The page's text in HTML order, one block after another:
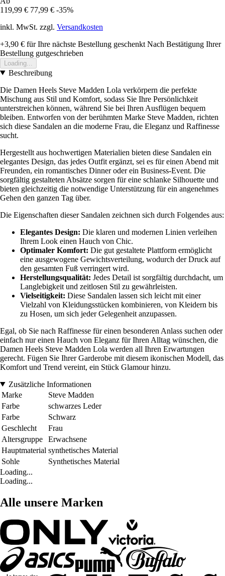
119,99 € 77,99 € -35%
inkl. MwSt. zzgl. Versandkosten
+3,90 € für Ihre nächste Bestellung geschenkt Nach Bestätigung Ihrer
Bestellung gutgeschrieben
Loading...
Beschreibung
Die Damen Heels Steve Madden Lola verkörpern die perfekte
Mischung aus Stil und Komfort, sodass Sie Ihre Persönlichkeit
unterstreichen können, während Sie bei Ihren Ausflügen bequem
bleiben. Entworfen von der berühmten Marke Steve Madden, richten
sich diese Sandalen an die moderne Frau, die Eleganz und Raffinesse
sucht.
Hergestellt aus hochwertigen Materialien bieten diese Sandalen ein
elegantes Design, das jedes Outfit ergänzt, sei es für einen Abend mit
Freunden, ein romantisches Dinner oder ein Business-Event. Die
sorgfältig gestalteten Absätze sorgen für eine schlanke Silhouette und
bieten gleichzeitig die notwendige Unterstützung für ein angenehmes
Gehen den ganzen Tag über.
Die Eigenschaften dieser Sandalen zeichnen sich durch Folgendes aus:
Elegantes Design: Die klaren und modernen Linien verleihen
Ihrem Look einen Hauch von Chic.
Optimaler Komfort: Die gut gestaltete Plattform ermöglicht
eine ausgewogene Gewichtsverteilung, wodurch der Druck auf
den gesamten Fuß verringert wird.
Herstellungsqualität: Jedes Detail ist sorgfältig durchdacht, um
Langlebigkeit und zeitlosen Stil zu gewährleisten.
Vielseitigkeit: Diese Sandalen lassen sich leicht mit einer
Vielzahl von Kleidungsstücken kombinieren, von Kleidern bis
zu Hosen, um sich jeder Gelegenheit anzupassen.
Egal, ob Sie nach Raffinesse für einen besonderen Anlass suchen oder
einfach nur einen Hauch von Eleganz für Ihren Alltag wünschen, die
Damen Heels Steve Madden Lola werden all Ihren Erwartungen
gerecht. Fügen Sie Ihrer Garderobe mit diesem ikonischen Modell, das
Komfort und Trend vereint, ein Stück Glamour hinzu.
Zusätzliche Informationen
Marke
Steve Madden
Farbe
schwarzes Leder
Farbe
Schwarz
Geschlecht
Frau
Altersgruppe
Erwachsene
Hauptmaterial synthetisches Material
Sohle
Synthetisches Material
Loading...
Loading...
Alle unsere Marken